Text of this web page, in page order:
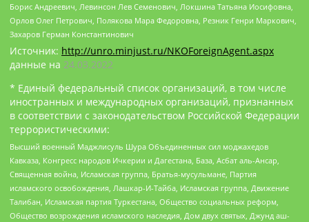
Борис Андреевич, Левинсон Лев Семенович, Локшина Татьяна Иосифовна,
Орлов Олег Петрович, Полякова Мара Федоровна, Резник Генри Маркович,
Захаров Герман Константинович
Источник: http://unro.minjust.ru/NKOForeignAgent.aspx
данные на 24.03.2022
* Единый федеральный список организаций, в том числе
иностранных и международных организаций, признанных
в соответствии с законодательством Российской Федерации
террористическими:
Высший военный Маджлисуль Шура Объединенных сил моджахедов
Кавказа, Конгресс народов Ичкерии и Дагестана, База, Асбат аль-Ансар,
Священная война, Исламская группа, Братья-мусульмане, Партия
исламского освобождения, Лашкар-И-Тайба, Исламская группа, Движение
Талибан, Исламская партия Туркестана, Общество социальных реформ,
Общество возрождения исламского наследия, Дом двух святых, Джунд аш-